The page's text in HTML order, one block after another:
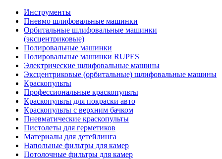
Инструменты
Пневмо шлифовальные машинки
Орбитальные шлифовальные машинки
(эксцентриковые)
Полировальные машинки
Полировальные машинки RUPES
Электрические шлифовальные машины
Эксцентриковые (орбитальные) шлифовальные машины
Краскопульты
Профессиональные краскопульты
Краскопульты для покраски авто
Краскопульты с верхним бачком
Пневматические краскопульты
Пистолеты для герметиков
Материалы для детейлинга
Напольные фильтры для камер
Потолочные фильтры для камер